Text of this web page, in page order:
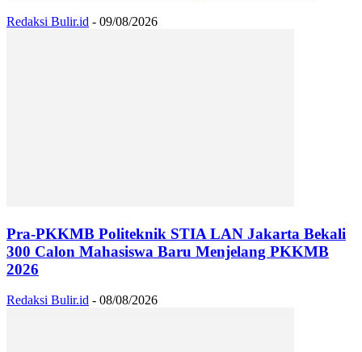
Redaksi Bulir.id - 09/08/2026
Pra-PKKMB Politeknik STIA LAN Jakarta Bekali
300 Calon Mahasiswa Baru Menjelang PKKMB
2026
Redaksi Bulir.id - 08/08/2026